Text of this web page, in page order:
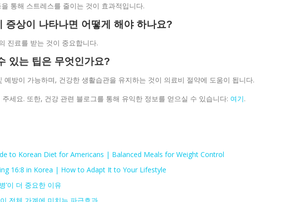
통해 스트레스를 줄이는 것이 효과적입니다.
증상이 나타나면 어떻게 해야 하나요?
진료를 받는 것이 중요합니다.
있는 팁은 무엇인가요?
예방이 가능하며, 건강한 생활습관을 유지하는 것이 의료비 절약에 도움이 됩니다.
주세요. 또한, 건강 관련 블로그를 통해 유익한 정보를 얻으실 수 있습니다: 여기.
to Korean Diet for Americans | Balanced Meals for Weight Control
16:8 in Korea | How to Adapt It to Your Lifestyle
’이 더 중요한 이유